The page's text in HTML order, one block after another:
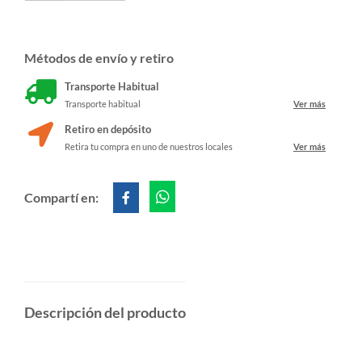
Métodos de envío y retiro
Transporte Habitual
Transporte habitual Ver más
Retiro en depósito
Retira tu compra en uno de nuestros locales Ver más
Compartí en:
Descripción del producto